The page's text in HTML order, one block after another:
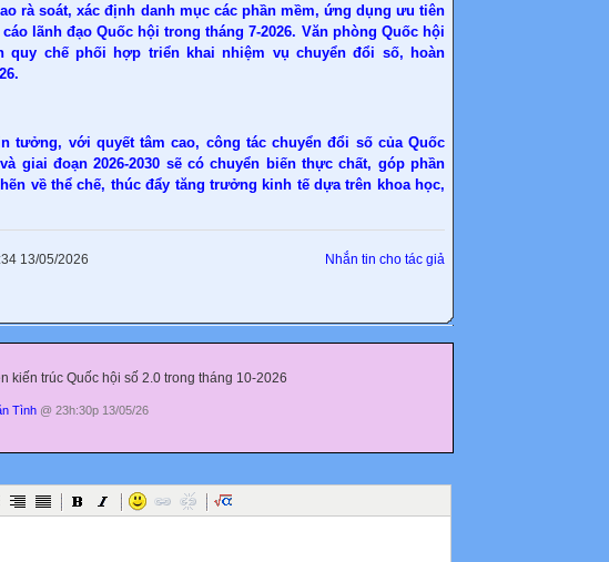
rà soát, xác định danh mục các phần mềm, ứng dụng ưu tiên
lãnh đạo Quốc hội trong tháng 7-2026. Văn phòng Quốc hội
quy chế phối hợp triển khai nhiệm vụ chuyển đổi số, hoàn
tưởng, với quyết tâm cao, công tác chuyển đổi số của Quốc
giai đoạn 2026-2030 sẽ có chuyển biến thực chất, góp phần
về thể chế, thúc đẩy tăng trưởng kinh tế dựa trên khoa học,
Nhắn tin cho tác giả
13/05/2026
kiến trúc Quốc hội số 2.0 trong tháng 10-2026
Tình @ 23h:30p 13/05/26